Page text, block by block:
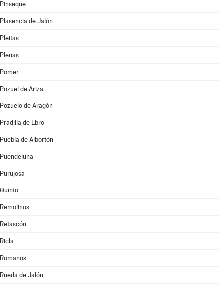
Pinseque
Plasencia de Jalón
Pleitas
Plenas
Pomer
Pozuel de Ariza
Pozuelo de Aragón
Pradilla de Ebro
Puebla de Albortón
Puendeluna
Purujosa
Quinto
Remolinos
Retascón
Ricla
Romanos
Rueda de Jalón